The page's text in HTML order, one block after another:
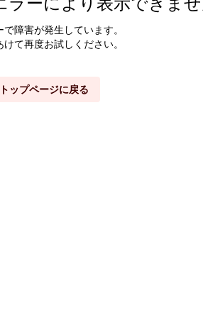
障害が発生しています。
て再度お試しください。
トップページに戻る